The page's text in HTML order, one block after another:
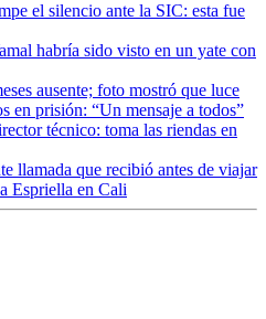
el silencio ante la SIC: esta fue
habría sido visto en un yate con
ausente; foto mostró que luce
en prisión: “Un mensaje a todos”
técnico: toma las riendas en
llamada que recibió antes de viajar
Espriella en Cali